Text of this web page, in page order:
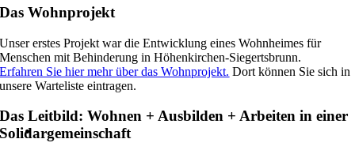
Das Wohnprojekt
Unser erstes Projekt war die Entwicklung eines Wohnheimes für
Menschen mit Behinderung in Höhenkirchen-Siegertsbrunn.
Erfahren Sie hier mehr über das Wohnprojekt. Dort können Sie sich in
unsere Warteliste eintragen.
Das Leitbild: Wohnen + Ausbilden + Arbeiten in einer
Solidargemeinschaft